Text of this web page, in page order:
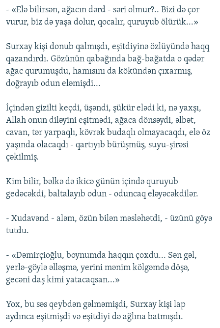
- «Elə bilirsən, ağacın dərd - səri olmur?.. Bizi də çor
vurur, biz də yaşa dolur, qocalır, quruyub ölürük...»
Surxay kişi donub qalmışdı, eşitdiyinə özlüyündə haqq
qazan­dırdı. Gözünün qabağında bağ-bağatda o qədər
ağac qurumuşdu, hamısını da kökündən çıxarmış,
doğrayıb odun eləmişdi...
İçindən gizilti keçdi, üşəndi, şükür elədi ki, nə yaxşı,
Allah onun diləyini eşitmədi, ağaca dönsəydi, əlbət,
cavan, tər yarpaqlı, kövrək budaqlı olmaya­caqdı, elə öz
yaşında olacaqdı - qartıyıb bürüşmüş, suyu-şirəsi
çəkilmiş.
Kim bilir, bəlkə də ikicə günün içində quruyub
gedəcəkdi, baltalayıb odun - oduncaq eləyəcəkdilər.
- Xudavənd - aləm, özün bilən məsləhətdi, - üzünü göyə
tutdu.
- «Dəmirçioğlu, boynumda haqqın çoxdu... Sən gəl,
yerlə-göylə əlləşmə, yerini mənim kölgəmdə döşə,
gecəni daş kimi yatacaqsan...»
Yox, bu səs qeybdən gəlməmişdi, Surxay kişi lap
aydınca eşitmişdi və eşitdiyi də ağlına batmışdı.